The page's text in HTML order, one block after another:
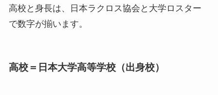
高校と身長は、日本ラクロス協会と大学ロスター
で数字が揃います。
高校＝日本大学高等学校（出身校）